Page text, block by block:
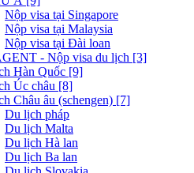
Nộp visa tại Singapore
Nộp visa tại Malaysia
Nộp visa tại Đài loan
- Nộp visa du lịch [3]
Hàn Quốc [9]
Úc châu [8]
Châu âu (schengen) [7]
Du lịch pháp
Du lịch Malta
Du lịch Hà lan
Du lịch Ba lan